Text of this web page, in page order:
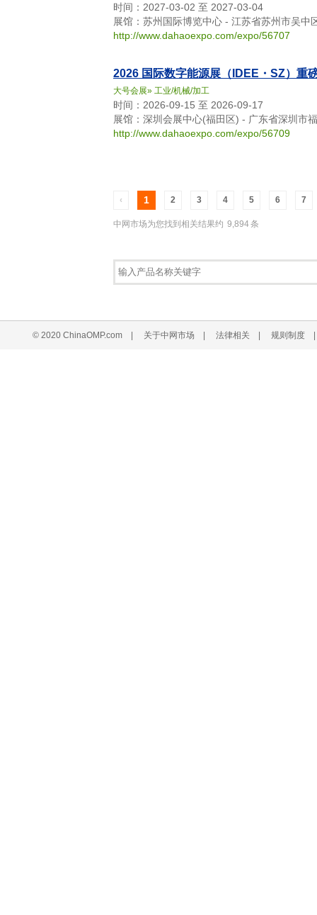
时间：2027-03-02 至 2027-03-04
展馆：苏州国际博览中心 - 江苏省苏州市吴中
http://www.dahaoexpo.com/expo/56707
2026 国际数字能源展（IDEE・SZ）重
大号会展» 工业/机械/加工
时间：2026-09-15 至 2026-09-17
展馆：深圳会展中心(福田区) - 广东省深圳市
http://www.dahaoexpo.com/expo/56709
‹ 1 2 3 4 5 6 7
中网市场为您找到相关结果约 9,894条
© 2020 ChinaOMP.com| 关于中网市场 法律相关 规则制度